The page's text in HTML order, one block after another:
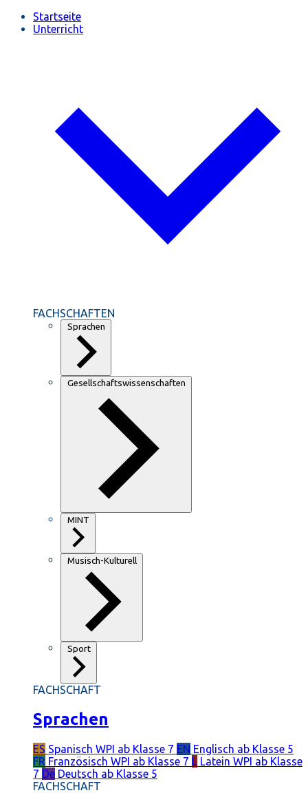
Startseite
Unterricht
FACHSCHAFTEN
Sprachen
Gesellschaftswissenschaften
MINT
Musisch-Kulturell
Sport
FACHSCHAFT
Sprachen
ES Spanisch WPI ab Klasse 7 EN Englisch ab Klasse 5
FR Französisch WPI ab Klasse 7 L Latein WPI ab Klasse
7 De Deutsch ab Klasse 5
FACHSCHAFT